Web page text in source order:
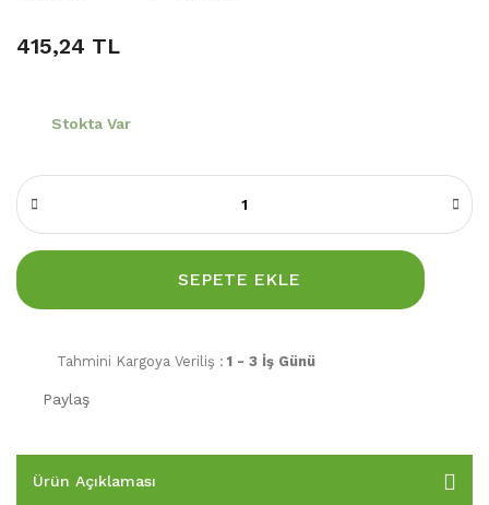
415,24 TL
Stokta Var
SEPETE EKLE
Tahmini Kargoya Veriliş : 1 - 3 İş Günü
Paylaş
Ürün Açıklaması